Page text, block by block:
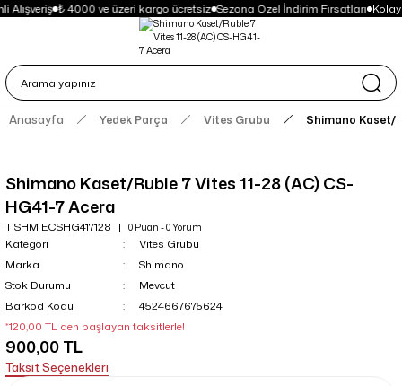
Alışveriş ₺ 4000 ve üzeri kargo ücretsiz Sezona Özel İndirim Fırsatları Kolay
Anasayfa Yedek Parça Vites Grubu Shimano Kaset/
Shimano Kaset/Ruble 7 Vites 11-28 (AC) CS-
HG41-7 Acera
T SHM ECSHG417128 0 Puan - 0 Yorum
Kategori
Vites Grubu
Marka
Shimano
Stok Durumu
Mevcut
Barkod Kodu
4524667675624
*120,00 TL den başlayan taksitlerle!
900,00 TL
Taksit Seçenekleri